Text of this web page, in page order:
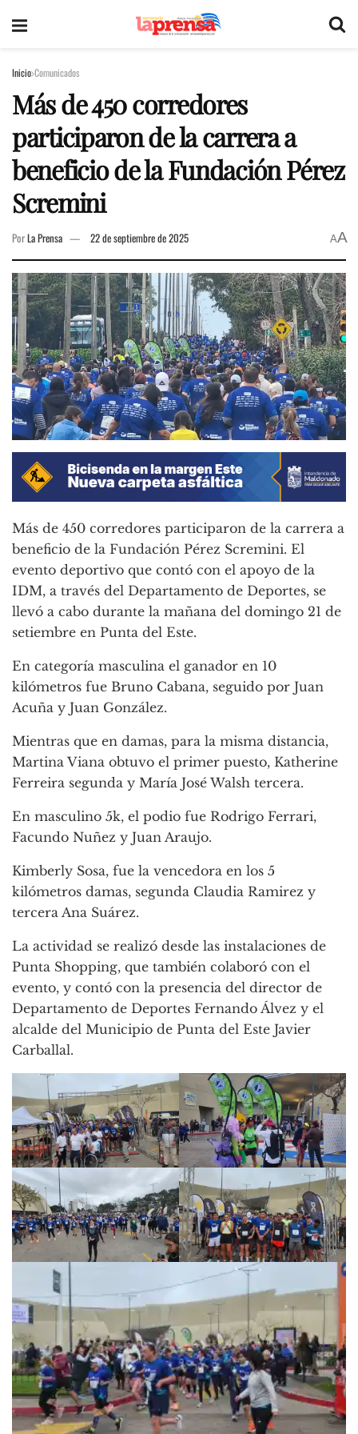
Inicio Comunicados
Más de 450 corredores
participaron de la carrera a
beneficio de la Fundación Pérez
Scremini
PorLa Prensa 22 de septiembre de 2025 AA
Más de 450 corredores participaron de la carrera a
beneficio de la Fundación Pérez Scremini. El
evento deportivo que contó con el apoyo de la
IDM, a través del Departamento de Deportes, se
llevó a cabo durante la mañana del domingo 21 de
setiembre en Punta del Este.
En categoría masculina el ganador en 10
kilómetros fue Bruno Cabana, seguido por Juan
Acuña y Juan González.
Mientras que en damas, para la misma distancia,
Martina Viana obtuvo el primer puesto, Katherine
Ferreira segunda y María José Walsh tercera.
En masculino 5k, el podio fue Rodrigo Ferrari,
Facundo Nuñez y Juan Araujo.
Kimberly Sosa, fue la vencedora en los 5
kilómetros damas, segunda Claudia Ramirez y
tercera Ana Suárez.
La actividad se realizó desde las instalaciones de
Punta Shopping, que también colaboró con el
evento, y contó con la presencia del director de
Departamento de Deportes Fernando Álvez y el
alcalde del Municipio de Punta del Este Javier
Carballal.